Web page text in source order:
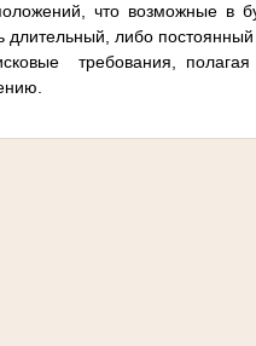
что возможные в
длительный, либо
требования,